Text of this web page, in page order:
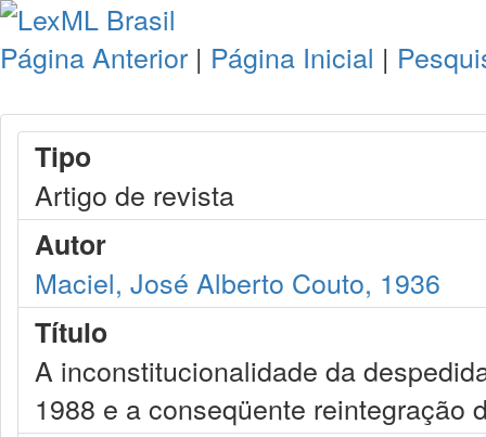
Página Anterior | Página Inicial |
Tipo
Artigo de revista
Autor
Maciel, José Alberto Couto, 1936
Título
A inconstitucionalidade da
1988 e a conseqüente reintegração